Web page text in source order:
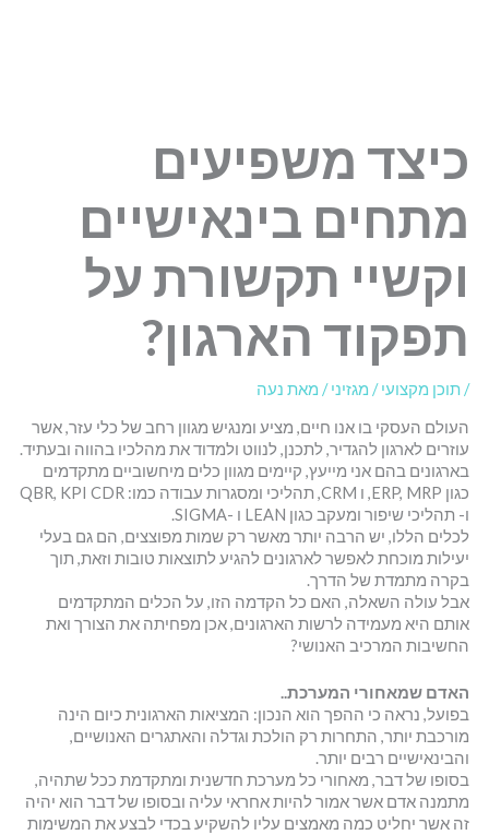
כיצד משפיעים
מתחים בינאישיים
וקשיי תקשורת על
תפקוד הארגון?
/תוכן מקצועי / מגזיני/ מאת נעה
העולם העסקי בו אנו חיים, מציע ומנגיש מגוון רחב של כלי עזר, אשר
עוזרים לארגון להגדיר, לתכנן, לנווט ולמדוד את מהלכיו בהווה ובעתיד.
בארגונים בהם אני מייעץ, קיימים מגוון כלים מיחשוביים מתקדמים
כגון ERP, MRP, ו CRM, תהליכי ומסגרות עבודה כמו: QBR, KPI CDR
ו- תהליכי שיפור ומעקב כגון LEAN ו -SIGMA.
לכלים הללו, יש הרבה יותר מאשר רק שמות מפוצצים, הם גם בעלי
יעילות מוכחת לאפשר לארגונים להגיע לתוצאות טובות וזאת, תוך
בקרה מתמדת של הדרך.
אבל עולה השאלה, האם כל הקדמה הזו, על הכלים המתקדמים
אותם היא מעמידה לרשות הארגונים, אכן מפחיתה את הצורך ואת
החשיבות המרכיב האנושי?
האדם שמאחורי המערכת..
בפועל, נראה כי ההפך הוא הנכון: המציאות הארגונית כיום הינה
מורכבת יותר, התחרות רק הולכת וגדלה והאתגרים האנושיים,
והבינאישיים רבים יותר.
בסופו של דבר, מאחורי כל מערכת חדשנית ומתקדמת ככל שתהיה,
מתמנה אדם אשר אמור להיות אחראי עליה ובסופו של דבר הוא יהיה
זה אשר יחליט כמה מאמצים עליו להשקיע בכדי לבצע את המשימות